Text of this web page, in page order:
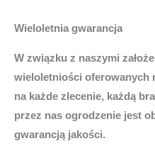
Wieloletnia gwarancja
W związku z naszymi
wieloletniości oferowanych
na każde zlecenie, każdą
przez nas ogrodzenie jest
gwarancją jakości.